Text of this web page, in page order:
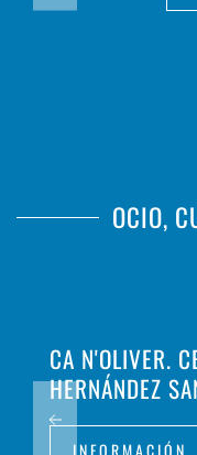
OCIO,
CA N'OLIVER.
HERNÁNDEZ
INFORMACIÓN